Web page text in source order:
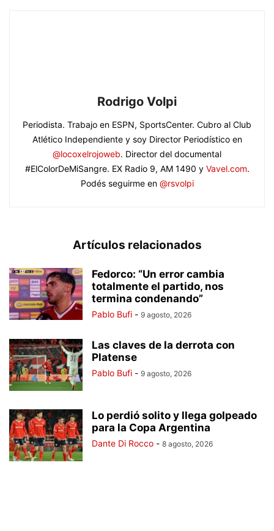
Rodrigo Volpi
Periodista. Trabajo en ESPN, SportsCenter. Cubro al Club
Atlético Independiente y soy Director Periodístico en
@locoxelrojoweb. Director del documental
#ElColorDeMiSangre. EX Radio 9, AM 1490 y Vavel.com.
Podés seguirme en @rsvolpi
Artículos relacionados
Fedorco: “Un error cambia
totalmente el partido, nos
termina condenando”
Pablo Bufi - 9 agosto, 2026
Las claves de la derrota con
Platense
Pablo Bufi - 9 agosto, 2026
Lo perdió solito y llega golpeado
para la Copa Argentina
Dante Di Rocco - 8 agosto, 2026